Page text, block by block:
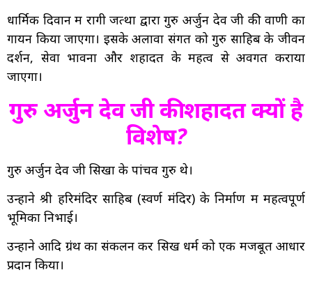
धार्मिक दिवान में रागी जत्थों द्वारा गुरु अर्जुन देव जी की वाणी का
गायन किया जाएगा। इसके अलावा संगत को गुरु साहिब के जीवन
दर्शन, सेवा भावना और शहादत के महत्व से अवगत कराया
जाएगा।
गुरु अर्जुन देव जी की शहादत क्यों है
विशेष?
गुरु अर्जुन देव जी सिखों के पांचवें गुरु थे।
उन्होंने श्री हरिमंदिर साहिब (स्वर्ण मंदिर) के निर्माण में महत्वपूर्ण
भूमिका निभाई।
उन्होंने आदि ग्रंथ का संकलन कर सिख धर्म को एक मजबूत आधार
प्रदान किया।